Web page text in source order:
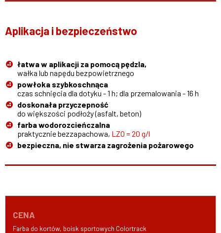
Aplikacja i bezpieczeństwo
łatwa w aplikacji za pomocą pędzla,
wałka lub napędu bezpowietrznego
powłoka szybkoschnąca
czas schnięcia dla dotyku - 1 h; dla przemalowania - 16 h
doskonała przyczepność
do większości podłoży (asfalt, beton)
farba wodorozcieńczalna
praktycznie bezzapachowa, LZO = 20 g/l
bezpieczna, nie stwarza zagrożenia pożarowego
CENA
Farba do kortów, boisk sportowych Colortrack